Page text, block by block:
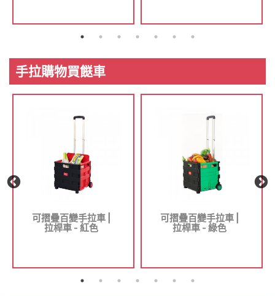
手拉購物買餸車
可摺疊百變手拉車 |
拉桿車 - 紅色
可摺疊百變手拉車 |
拉桿車 - 綠色